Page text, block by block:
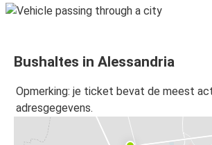
Bushaltes in Alessandria
Opmerking: je ticket bevat de meest
adresgegevens.